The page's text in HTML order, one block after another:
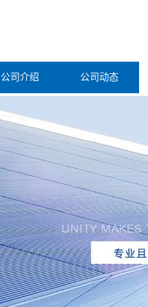
公司介绍 公司动态